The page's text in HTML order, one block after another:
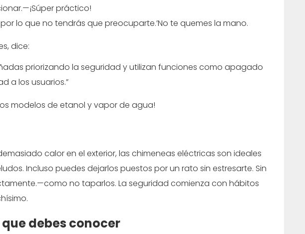
práctico!
lo que no tendrás que preocuparte.’No te quemes la mano.
dice:
priorizando la seguridad y utilizan funciones como apagado
a los usuarios.”
modelos de etanol y vapor de agua!
calor en el exterior, las chimeneas eléctricas son ideales
Incluso puedes dejarlos puestos por un rato sin estresarte. Sin
no taparlos. La seguridad comienza con hábitos
debes conocer